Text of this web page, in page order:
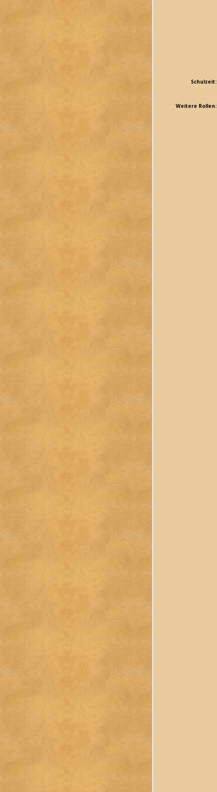
Schulzeit:
Weitere Rollen: